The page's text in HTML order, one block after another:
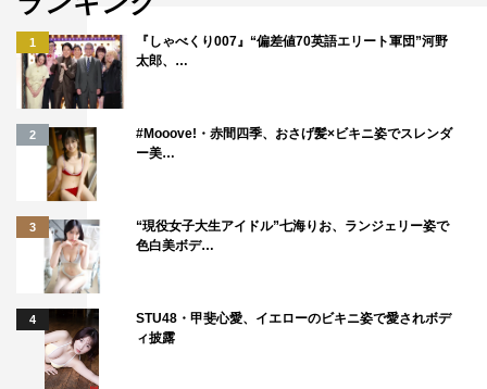
中でも特に香取が気に入っていたのが、ラジカセの前でマ
イクを持ち口上を披露している「ミニレモスパ慎吾」。ユ
ニークな口上を流暢に響かせるハイテンションの演技を、
楽しそうに演じていたそうだ。
1
『しゃべくり007』“偏差値70英語エリート軍団”河野
太郎、…
2
#Mooove!・赤間四季、おさげ髪×ビキニ姿でスレンダ
ー美…
3
“現役女子大生アイドル”七海りお、ランジェリー姿で
色白美ボデ…
4
STU48・甲斐心愛、イエローのビキニ姿で愛されボデ
ィ披露